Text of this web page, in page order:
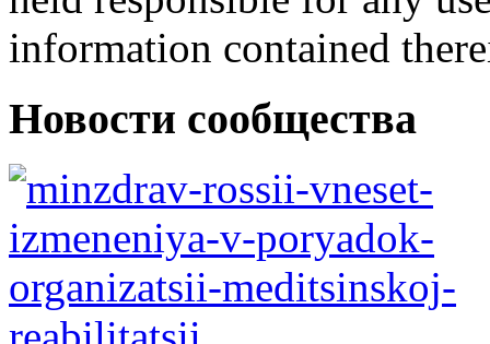
information contained
Новости сообщества